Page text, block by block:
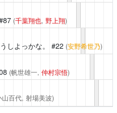
(千葉翔也, 野上翔)
しよっかな。 #22 (安野希世乃)
(帆世雄一, 仲村宗悟)
百代, 射場美波)